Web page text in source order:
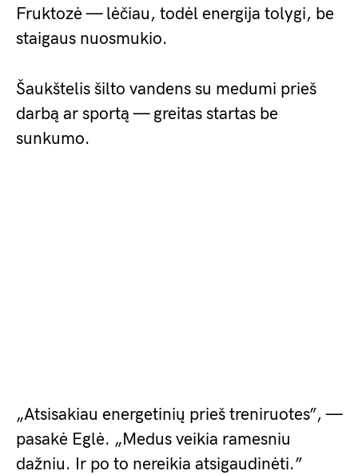
Fruktozė — lėčiau, todėl energija tolygi, be
staigaus nuosmukio.
Šaukštelis šilto vandens su medumi prieš
darbą ar sportą — greitas startas be
sunkumo.
„Atsisakiau energetinių prieš treniruotes”, —
pasakė Eglė. „Medus veikia ramesniu
dažniu. Ir po to nereikia atsigaudinėti.”